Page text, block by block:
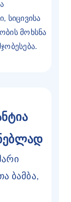
სიცივისა
მოხსნა
ბამბა,